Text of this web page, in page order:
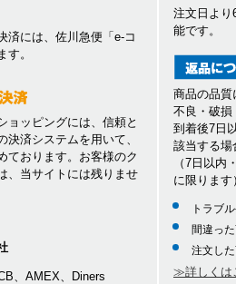
済には、佐川急便「e-コ
す。
ョッピングには、信頼と
済システムを用いて、
ております。お客様のク
、当サイトには残りませ
、AMEX、Diners
注文日より
能です。
商品の品質
不良・破損
到着後7日
該当する場
（7日以内
に限ります
トラブ
間違っ
注文し
≫詳しくは